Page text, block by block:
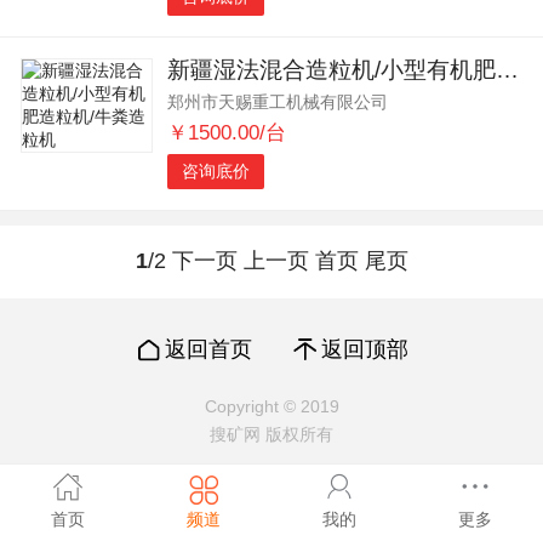
新疆湿法混合造粒机/小型有机肥造粒机/牛粪造粒机
郑州市天赐重工机械有限公司
￥1500.00/台
咨询底价
1/2 下一页 上一页 首页 尾页
返回首页 返回顶部
Copyright © 2019
搜矿网 版权所有
首页 频道 我的 更多